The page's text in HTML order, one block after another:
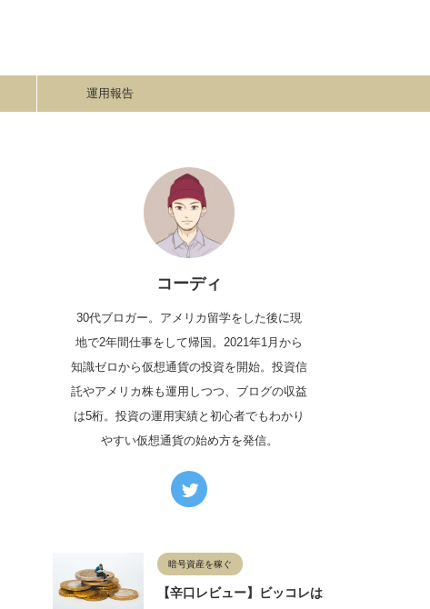
運用報告
コーディ
30代ブロガー。アメリカ留学をした後に現
地で2年間仕事をして帰国。2021年1月から
知識ゼロから仮想通貨の投資を開始。投資信
託やアメリカ株も運用しつつ、ブログの収益
は5桁。投資の運用実績と初心者でもわかり
やすい仮想通貨の始め方を発信。
暗号資産を稼ぐ
【辛口レビュー】ビッコレは